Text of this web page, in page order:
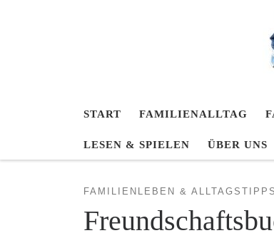
START FAMILIENALLTAG
LESEN & SPIELEN ÜBER UNS
FAMILIENLEBEN & ALLTAGSTIPPS